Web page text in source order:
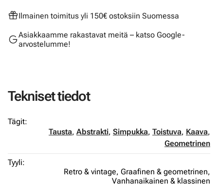
Ilmainen toimitus yli 150€ ostoksiin Suomessa
Asiakkaamme rakastavat meitä – katso Google-
arvostelumme!
Tekniset tiedot
Tägit:
Tausta, Abstrakti, Simpukka, Toistuva, Kaava,
Geometrinen
Tyyli:
Retro & vintage, Graafinen & geometrinen,
Vanhanaikainen & klassinen